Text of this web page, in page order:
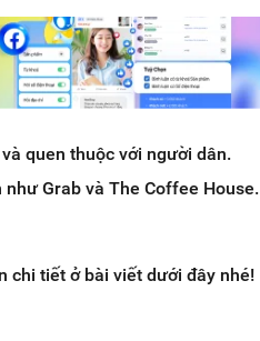
quen thuộc với người dân.
Grab và The Coffee House.
chi tiết ở bài viết dưới đây nhé!